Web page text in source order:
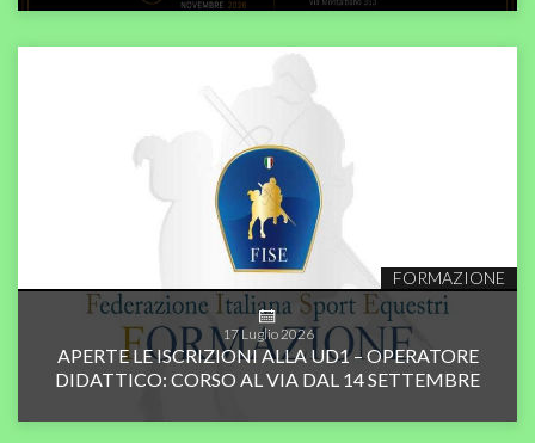
FORMAZIONE
17Luglio 2026
APERTE LE ISCRIZIONI ALLA UD1 – OPERATORE
DIDATTICO: CORSO AL VIA DAL 14 SETTEMBRE